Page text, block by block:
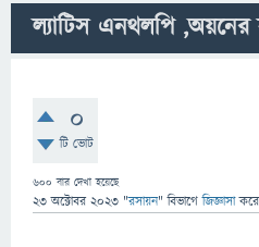
ল্যাটিস এনথলপি ,অয়নের
0
টি ভোট
600 বার দেখা হয়েছে
23 অক্টোবর 2023 "রসায়ন" বিভাগে জিজ্ঞাসা